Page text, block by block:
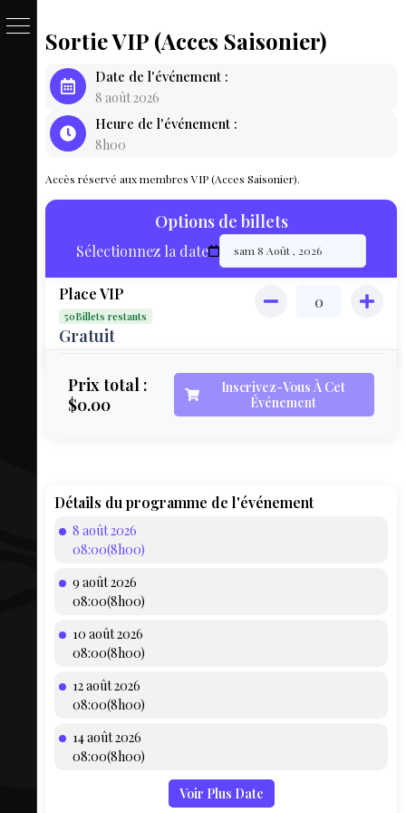
PASSE
BILLET
LIVE
MAP
MON
COMPTE
AEQ
Sortie VIP (Acces Saisonier)
Date de l'événement :
8 août 2026
Heure de l'événement :
8h00
Accès réservé aux membres VIP (Acces Saisonier).
Options de billets
Sélectionnez la date
Place VIP
50Billets restants
Gratuit
Prix total :
$0.00
Inscrivez-Vous À Cet
Événement
Détails du programme de l'événement
8 août 2026
08:00(8h00)
9 août 2026
08:00(8h00)
10 août 2026
08:00(8h00)
12 août 2026
08:00(8h00)
14 août 2026
08:00(8h00)
Voir Plus Date